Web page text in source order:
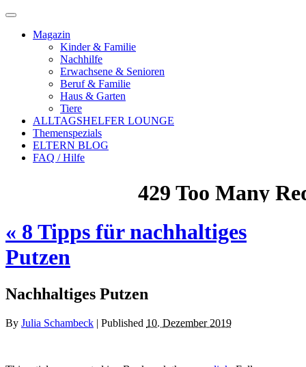
Magazin
Kinder & Familie
Nachhilfe
Erwachsene & Senioren
Beruf & Familie
Haus & Garten
Tiere
ALLTAGSHELFER LOUNGE
Themenspezials
ELTERN BLOG
FAQ / Hilfe
« 8 Tipps für nachhaltiges
Putzen
Nachhaltiges Putzen
By Julia Schambeck | Published 10. Dezember 2019